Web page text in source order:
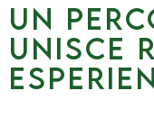
Un
unisce